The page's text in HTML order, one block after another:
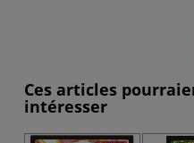
Ces articles
intéresser